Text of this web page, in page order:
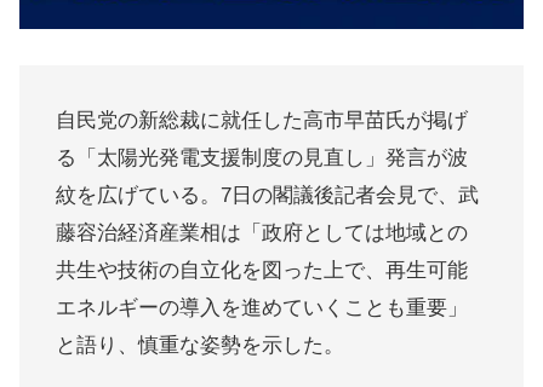
自民党の新総裁に就任した高市早苗氏が掲げ
る「太陽光発電支援制度の見直し」発言が波
紋を広げている。7日の閣議後記者会見で、武
藤容治経済産業相は「政府としては地域との
共生や技術の自立化を図った上で、再生可能
エネルギーの導入を進めていくことも重要」
と語り、慎重な姿勢を示した。